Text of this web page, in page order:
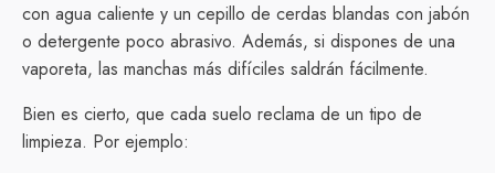
con agua caliente y un cepillo de cerdas blandas con jabón
o detergente poco abrasivo. Además, si dispones de una
vaporeta, las manchas más difíciles saldrán fácilmente.
Bien es cierto, que cada suelo reclama de un tipo de
limpieza. Por ejemplo: